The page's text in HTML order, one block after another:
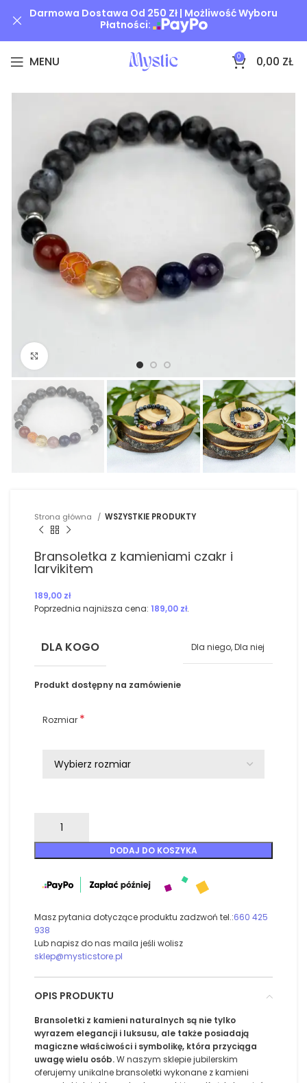
MENU 0 0,00 ZŁ
Strona główna WSZYSTKIE PRODUKTY
Bransoletka z kamieniami czakr i
larvikitem
189,00 zł
Poprzednia najniższa cena: 189,00 zł.
DLA KOGO Dla niego, Dla niej
Produkt dostępny na zamówienie
Rozmiar *
DODAJ DO KOSZYKA
Masz pytania dotyczące produktu zadzwoń tel.:660 425
938
Lub napisz do nas maila jeśli wolisz
sklep@mysticstore.pl
OPIS PRODUKTU
Bransoletki z kamieni naturalnych są nie tylko
wyrazem elegancji i luksusu, ale także posiadają
magiczne właściwości i symbolikę, która przyciąga
uwagę wielu osób.W naszym sklepie jubilerskim
oferujemy unikalne bransoletki wykonane z kamieni
Darmowa Dostawa Od 250 Zł | Możliwość Wyboru
Płatności: